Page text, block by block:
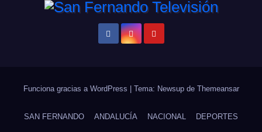
Funciona gracias a WordPress Tema: Newsup de Themeansar
SAN FERNANDO ANDALUCÍA NACIONAL DEPORTES